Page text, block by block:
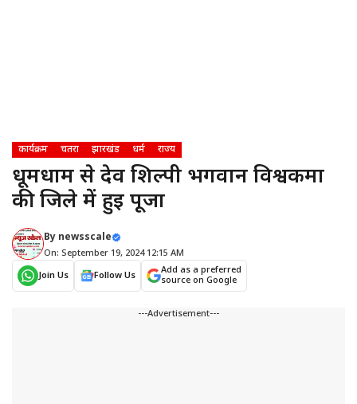
कार्यक्रम चतरा झारखंड धर्म राज्य
धूमधाम से देव शिल्पी भगवान विश्वकर्मा
की जिले में हुई पूजा
By newsscale
On: September 19, 2024 12:15 AM
Join Us
Follow Us
Add as a preferred
source on Google
---Advertisement---